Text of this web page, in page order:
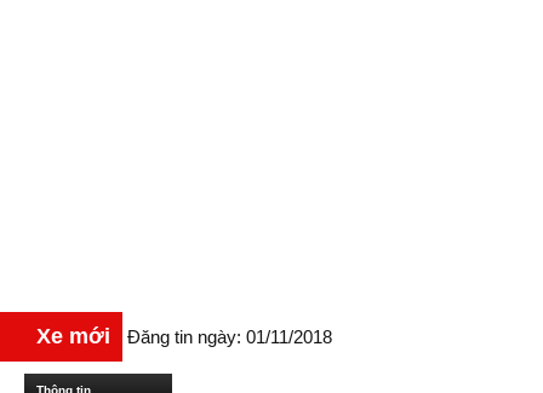
Xe mới Đăng tin ngày: 01/11/2018
Thông tin